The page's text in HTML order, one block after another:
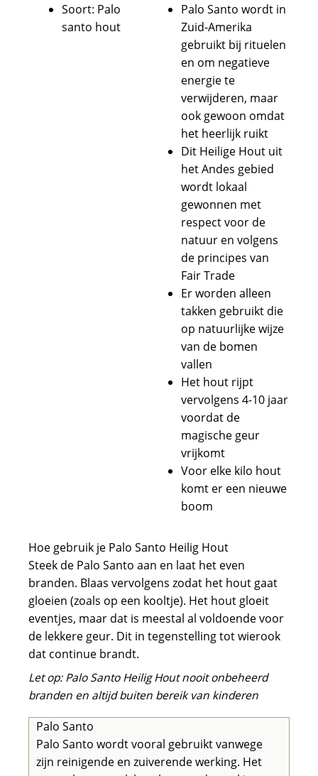
Soort: Palo
santo hout
Palo Santo wordt in
Zuid-Amerika
gebruikt bij rituelen
en om negatieve
energie te
verwijderen, maar
ook gewoon omdat
het heerlijk ruikt
Dit Heilige Hout uit
het Andes gebied
wordt lokaal
gewonnen met
respect voor de
natuur en volgens
de principes van
Fair Trade
Er worden alleen
takken gebruikt die
op natuurlijke wijze
van de bomen
vallen
Het hout rijpt
vervolgens 4-10 jaar
voordat de
magische geur
vrijkomt
Voor elke kilo hout
komt er een nieuwe
boom
Hoe gebruik je Palo Santo Heilig Hout
Steek de Palo Santo aan en laat het even
branden. Blaas vervolgens zodat het hout gaat
gloeien (zoals op een kooltje). Het hout gloeit
eventjes, maar dat is meestal al voldoende voor
de lekkere geur. Dit in tegenstelling tot wierook
dat continue brandt.
Let op: Palo Santo Heilig Hout nooit onbeheerd
branden en altijd buiten bereik van kinderen
Palo Santo
Palo Santo wordt vooral gebruikt vanwege
zijn reinigende en zuiverende werking. Het